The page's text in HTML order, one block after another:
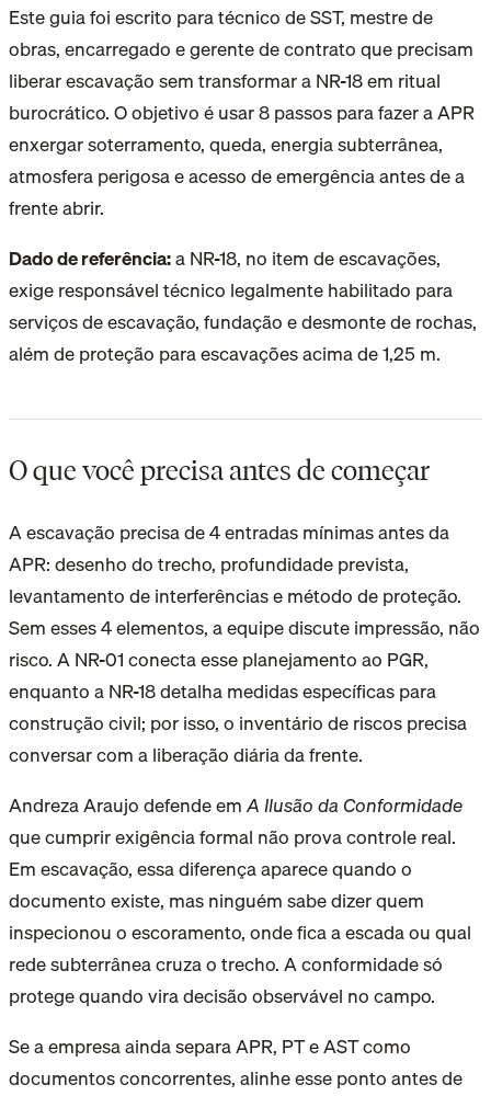
Este guia foi escrito para técnico de SST, mestre de
obras, encarregado e gerente de contrato que precisam
liberar escavação sem transformar a NR-18 em ritual
burocrático. O objetivo é usar 8 passos para fazer a APR
enxergar soterramento, queda, energia subterrânea,
atmosfera perigosa e acesso de emergência antes de a
frente abrir.
Dado de referência:a NR-18, no item de escavações,
exige responsável técnico legalmente habilitado para
serviços de escavação, fundação e desmonte de rochas,
além de proteção para escavações acima de 1,25 m.
O que você precisa antes de começar
A escavação precisa de 4 entradas mínimas antes da
APR: desenho do trecho, profundidade prevista,
levantamento de interferências e método de proteção.
Sem esses 4 elementos, a equipe discute impressão, não
risco. A NR-01 conecta esse planejamento ao PGR,
enquanto a NR-18 detalha medidas específicas para
construção civil; por isso, o inventário de riscos precisa
conversar com a liberação diária da frente.
Andreza Araujo defende emA Ilusão da Conformidade
que cumprir exigência formal não prova controle real.
Em escavação, essa diferença aparece quando o
documento existe, mas ninguém sabe dizer quem
inspecionou o escoramento, onde fica a escada ou qual
rede subterrânea cruza o trecho. A conformidade só
protege quando vira decisão observável no campo.
Se a empresa ainda separa APR, PT e AST como
documentos concorrentes, alinhe esse ponto antes de